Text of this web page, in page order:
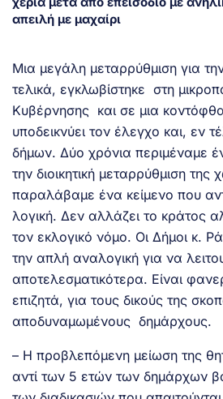
απειλή με μαχαίρι
Μια μεγάλη μεταρρύθμιση για
τελικά, εγκλωβίστηκε στη
Κυβέρνησης και σε μια
υποδεικνύει τον έλεγχο και, εν
δήμων. Δύο χρόνια περιμέναμε
την διοικητική μεταρρύθμιση
παραλάβαμε ένα κείμενο που
λογική. Δεν αλλάζει το κράτος
τον εκλογικό νόμο. Οι Δήμοι κ.
την απλή αναλογική για να
αποτελεσματικότερα. Είναι
επιζητά, για τους δικούς της
αποδυναμωμένους δημάρχους.
– Η προβλεπόμενη μείωση της
αντί των 5 ετών των δημάρχων